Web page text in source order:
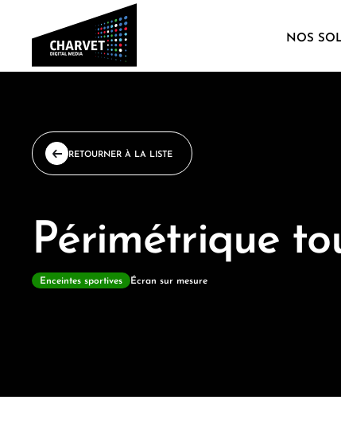
NOS
RETOURNER À LA LISTE
Périmétrique
Enceintes sportives Écran sur mesure